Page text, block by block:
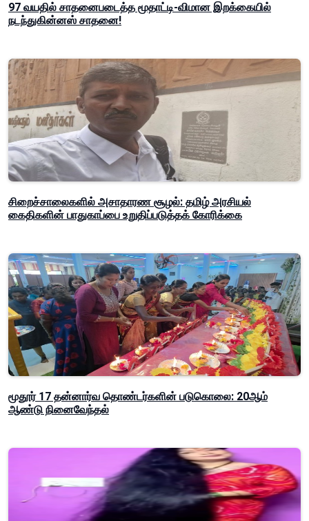
97 வயதில் சாதனைபடைத்த மூதாட்டி-விமான இறக்கையில்
நடந்துகின்னஸ் சாதனை!
சிறைச்சாலைகளில் அசாதாரண சூழல்: தமிழ் அரசியல்
கைதிகளின் பாதுகாப்பை உறுதிப்படுத்தக் கோரிக்கை
மூதூர் 17 தன்னார்வ தொண்டர்களின் படுகொலை: 20ஆம்
ஆண்டு நினைவேந்தல்